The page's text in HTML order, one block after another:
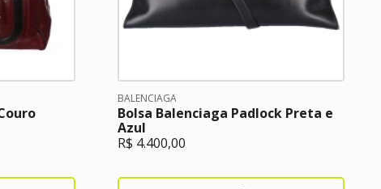
BALENCIAGA
Bolsa Balenciaga Padlock Preta e
Azul
R$ 4.400,00